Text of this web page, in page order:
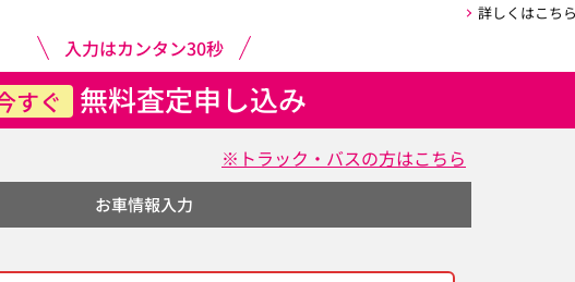
詳しくはこちら
入力はカンタン30秒
すぐ 無料査定申し込み
※トラック・バスの方はこちら
お車情報入力